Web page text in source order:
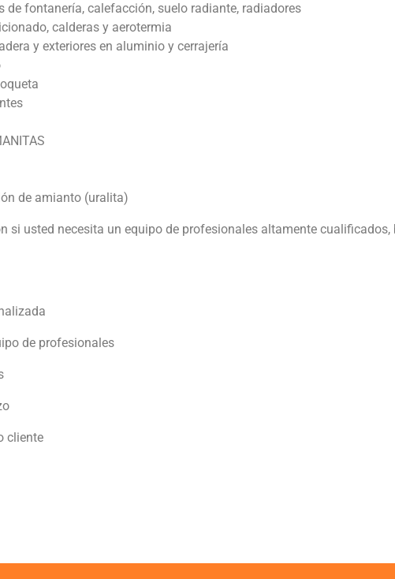
de fontanería, calefacción, suelo radiante, radiadores
calderas y aerotermia
y exteriores en aluminio y cerrajería
de amianto (uralita)
si usted necesita un equipo de profesionales altamente
de profesionales
cliente